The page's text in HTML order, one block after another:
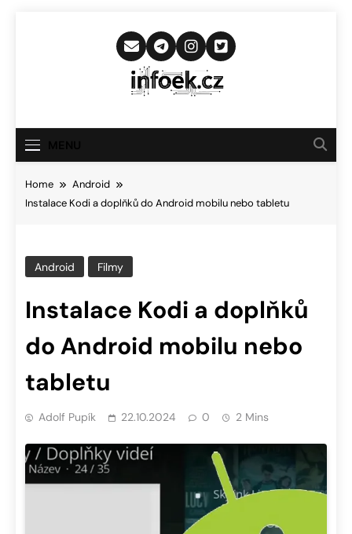
Infoek.cz
Novinkám
Home
Android
Instalace Kodi a doplňků do Android mobilu nebo tabletu
Android Filmy
Instalace Kodi a doplňků
do Android mobilu nebo
tabletu
Adolf Pupík 22.10.2024 0 2 Mins